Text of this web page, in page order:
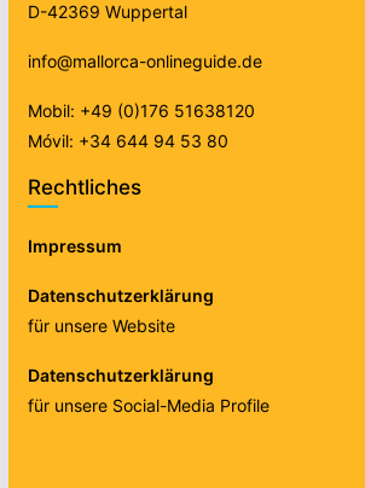
D-42369 Wuppertal
info@mallorca-onlineguide.de
Mobil: +49 (0)176 51638120
Móvil: +34 644 94 53 80
Rechtliches
Impressum
Datenschutzerklärung
für unsere Website
Datenschutzerklärung
für unsere Social-Media Profile